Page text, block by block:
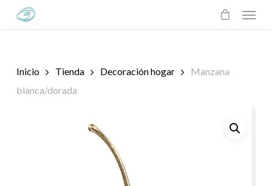
Menu
Inicio Tienda Decoración hogar
Manzana
blanca/dorada